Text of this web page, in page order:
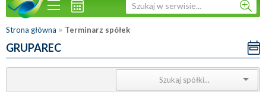
Strona główna » Terminarz spółek
GRUPAREC